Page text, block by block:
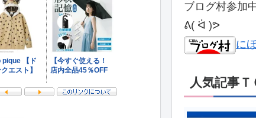
ブログ村参加
ᕕ( ᐛ )ᕗ
に
人気記事Ｔ